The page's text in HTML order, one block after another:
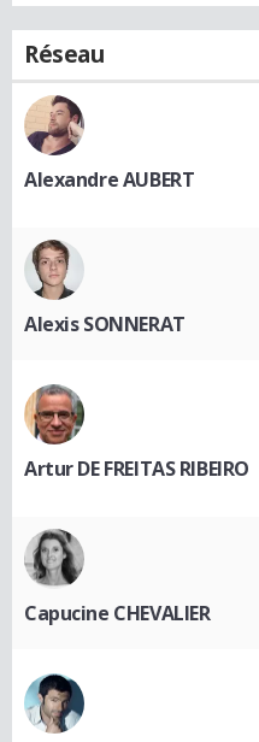
Réseau
Alexandre AUBERT
Alexis SONNERAT
Artur DE FREITAS RIBEIRO
Capucine CHEVALIER